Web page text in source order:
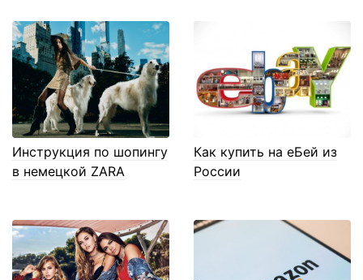
Инструкция по шопингу
в немецкой ZARA
Как купить на еБей из
России